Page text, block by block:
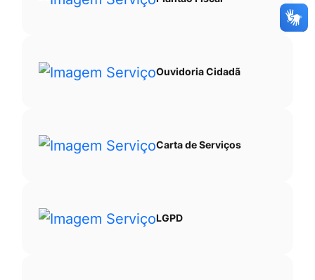
Ouvidoria Cidadã
Carta de Serviços
LGPD